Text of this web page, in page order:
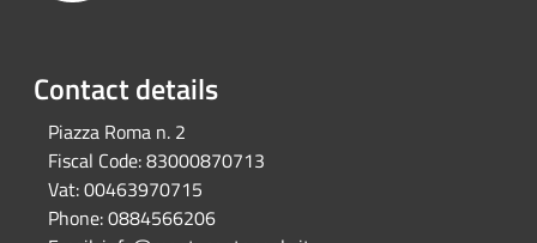
Contact details
Piazza Roma n. 2
Fiscal Code:83000870713
Vat:00463970715
Phone:0884566206